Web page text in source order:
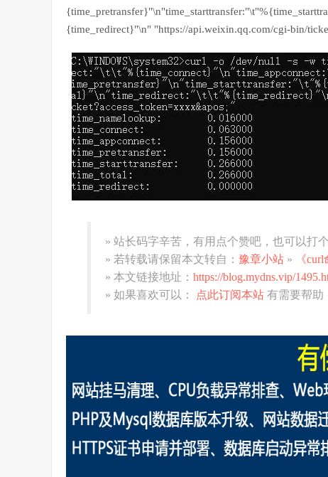
{time_redirect}"\n" "https://api.weixin.qq.com/cgi-bin/
» 站长码字辛苦，有用点个赞吧，也可以打个
» 若转载请保留本文转自： 豫章小站 »
《
» 本文链接地址： https://blog.mydns.vip/
» 如果喜欢可以：
点此订阅本站 有需要帮助